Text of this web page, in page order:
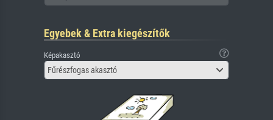
Egyebek & Extra kiegészítők
Képakasztó
Fűrészfogas akasztó